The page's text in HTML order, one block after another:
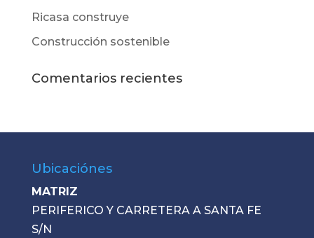
Ricasa construye
Construcción sostenible
Comentarios recientes
Ubicaciónes
MATRIZ
PERIFERICO Y CARRETERA A SANTA FE
S/N